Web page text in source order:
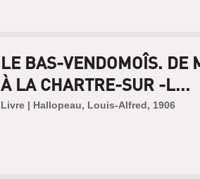
LE BAS-VENDOMOÎS. DE
À LA CHARTRE-SUR -L...
Livre | Hallopeau, Louis-Alfred, 1906